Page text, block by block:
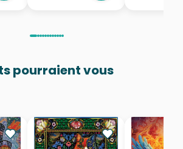
pourraient vous